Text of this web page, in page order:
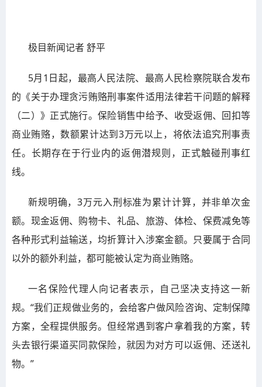
极目新闻记者 舒平
5月1日起，最高人民法院、最高人民检察院联合发布
的《关于办理贪污贿赂刑事案件适用法律若干问题的解释
（二）》正式施行。保险销售中给予、收受返佣、回扣等
商业贿赂，数额累计达到3万元以上，将依法追究刑事责
任。长期存在于行业内的返佣潜规则，正式触碰刑事红
线。
新规明确，3万元入刑标准为累计计算，并非单次金
额。现金返佣、购物卡、礼品、旅游、体检、保费减免等
各种形式利益输送，均折算计入涉案金额。只要属于合同
以外的额外利益，都可能被认定为商业贿赂。
一名保险代理人向记者表示，自己坚决支持这一新
规。“我们正规做业务的，会给客户做风险咨询、定制保障
方案，全程提供服务。但经常遇到客户拿着我的方案，转
头去银行渠道买同款保险，就因为对方可以返佣、还送礼
物。”